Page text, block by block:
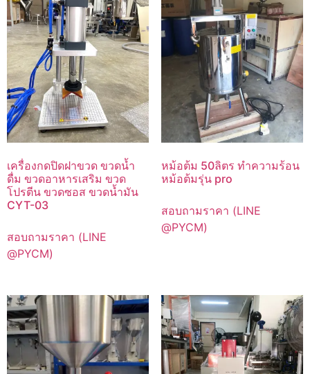
เครื่องกดปิดฝาขวด ขวดน้ำ
ดื่ม ขวดอาหารเสริม ขวด
โปรตีน ขวดซอส ขวดน้ำมัน
CYT-03
สอบถามราคา (LINE
@PYCM)
หม้อต้ม 50ลิตร ทำความร้อน
หม้อต้มรุ่น pro
สอบถามราคา (LINE
@PYCM)